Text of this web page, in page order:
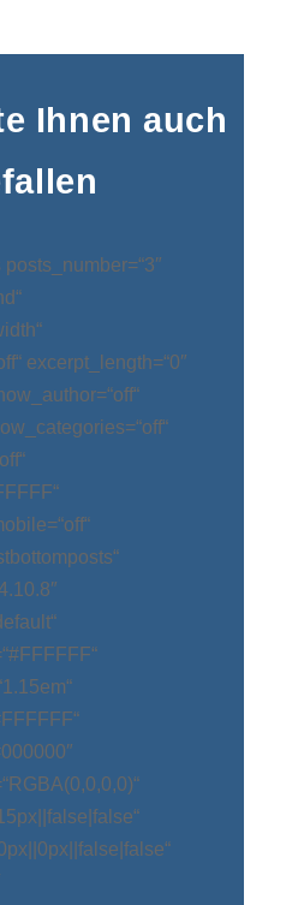
Ihnen auch
excerpt_length=“0″